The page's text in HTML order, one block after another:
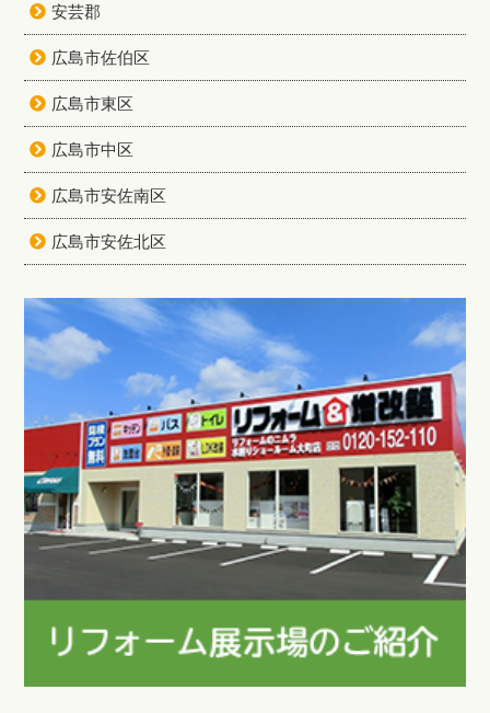
安芸郡
広島市佐伯区
広島市東区
広島市中区
広島市安佐南区
広島市安佐北区